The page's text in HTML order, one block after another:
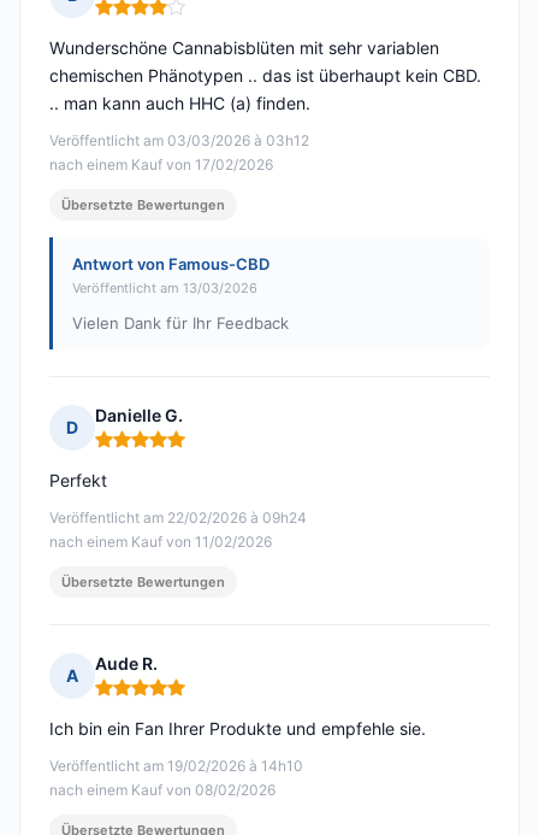
Hinweis: 4 von 5
Veröffentlicht am 03/03/2026 à 03h12
nach einem Kauf von 17/02/2026
Wunderschöne Cannabisblüten mit sehr variablen
chemischen Phänotypen .. das ist überhaupt kein CBD.
.. man kann auch HHC (a) finden.
Übersetzte Bewertungen
Antwort von Famous-CBD
Veröffentlicht am 13/03/2026
Vielen Dank für Ihr Feedback
D
Danielle G.
Hinweis: 5 von 5
Veröffentlicht am 22/02/2026 à 09h24
nach einem Kauf von 11/02/2026
Perfekt
Übersetzte Bewertungen
A
Aude R.
Hinweis: 5 von 5
Veröffentlicht am 19/02/2026 à 14h10
nach einem Kauf von 08/02/2026
Ich bin ein Fan Ihrer Produkte und empfehle sie.
Übersetzte Bewertungen